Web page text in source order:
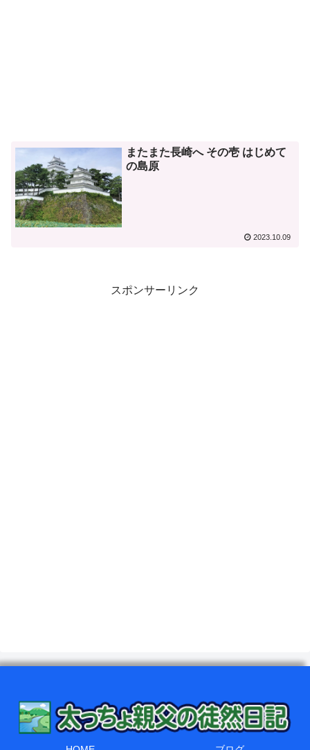
またまた長崎へ その壱 はじめて
の島原
2023.10.09
スポンサーリンク